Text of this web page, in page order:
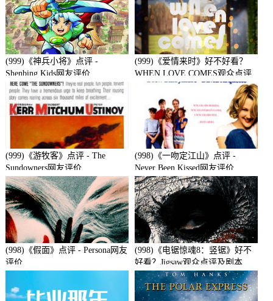
(999)《神兵小将》点评 -
Shenbing Kids网友评价
(999)《爱情来时》好不好看？
WHEN LOVE COMES观众点评
(999)《游牧客》点评 - The
Sundowners网友评价
(998)《一吻定江山》点评 -
Never Been Kissed网友评价
(998)《假面》点评 - Persona网友
评价
(998)《电锯惊魂8：竖锯》好不
好看？Jigsaw观众点评及剧本